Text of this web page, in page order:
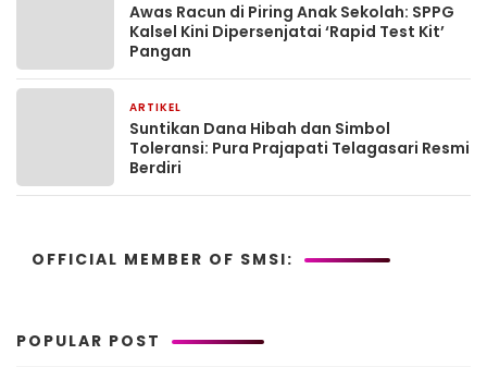
Awas Racun di Piring Anak Sekolah: SPPG
Kalsel Kini Dipersenjatai ‘Rapid Test Kit’
Pangan
ARTIKEL
Suntikan Dana Hibah dan Simbol
Toleransi: Pura Prajapati Telagasari Resmi
Berdiri
OFFICIAL MEMBER OF SMSI:
POPULAR POST